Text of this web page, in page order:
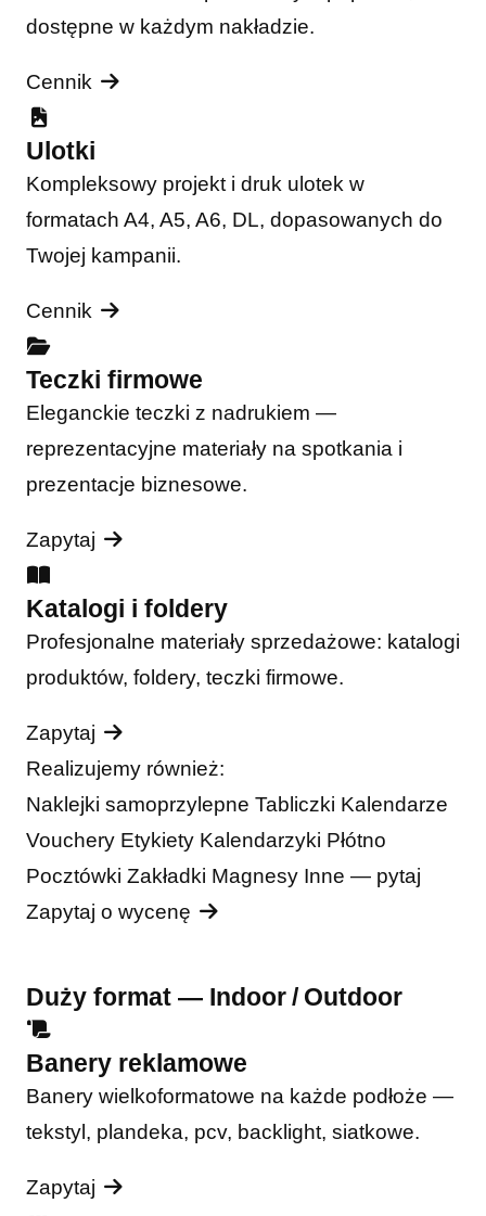
dostępne w każdym nakładzie.
Cennik
Ulotki
Kompleksowy projekt i druk ulotek w
formatach A4, A5, A6, DL, dopasowanych do
Twojej kampanii.
Cennik
Teczki firmowe
Eleganckie teczki z nadrukiem —
reprezentacyjne materiały na spotkania i
prezentacje biznesowe.
Zapytaj
Katalogi i foldery
Profesjonalne materiały sprzedażowe: katalogi
produktów, foldery, teczki firmowe.
Zapytaj
Realizujemy również:
Naklejki samoprzylepne Tabliczki Kalendarze
Vouchery Etykiety Kalendarzyki Płótno
Pocztówki Zakładki Magnesy Inne — pytaj
Zapytaj o wycenę
Duży format — Indoor / Outdoor
Banery reklamowe
Banery wielkoformatowe na każde podłoże —
tekstyl, plandeka, pcv, backlight, siatkowe.
Zapytaj